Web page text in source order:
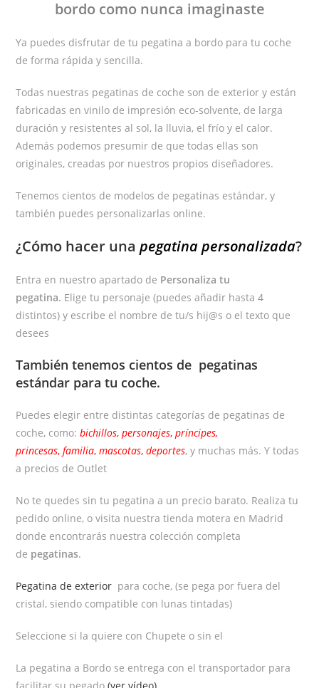
bordocomo nunca imaginaste
Ya puedes disfrutar de tu pegatina a bordo para tu coche
de forma rápida y sencilla.
Todas nuestras pegatinas de coche son de exterior y están
fabricadas en vinilo de impresión eco-solvente, de larga
duración y resistentes al sol, la lluvia, el frío y el calor.
Además podemos presumir de que todas ellas son
originales, creadas por nuestros propios diseñadores.
Tenemos cientos de modelos de pegatinas estándar, y
también puedes personalizarlas online.
¿Cómo hacer unapegatina personalizada?
Entra en nuestro apartado de Personaliza tu
pegatina. Elige tu personaje (puedes añadir hasta 4
distintos) y escribe el nombre de tu/s hij@s o el texto que
desees
También tenemos cientos de pegatinas
estándar para tu coche.
Puedes elegir entre distintas categorías de pegatinas de
coche, como:bichillos,personajes,príncipes,
princesas,familia,mascotas,deportes, y muchas más. Y todas
a precios de Outlet
No te quedes sin tu pegatina a un precio barato. Realiza tu
pedido online, o visita nuestra tienda motera en Madrid
donde encontrarás nuestra colección completa
de pegatinas.
Pegatina de exterior para coche, (se pega por fuera del
cristal, siendo compatible con lunas tintadas)
Seleccione si la quiere con Chupete o sin el
La pegatina a Bordo se entrega con el transportador para